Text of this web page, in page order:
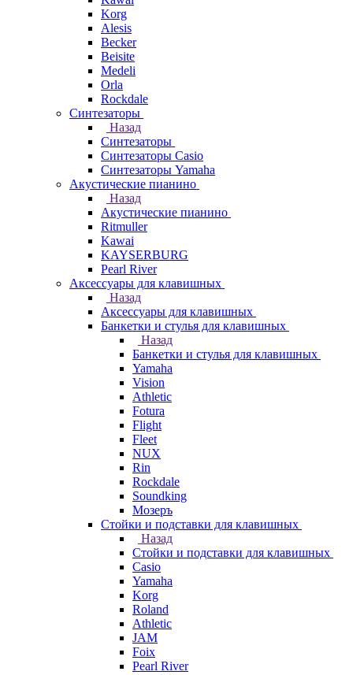
Korg
Alesis
Becker
Beisite
Medeli
Orla
Rockdale
Синтезаторы
Назад
Синтезаторы
Синтезаторы Casio
Синтезаторы Yamaha
Акустические пианино
Назад
Акустические пианино
Ritmuller
Kawai
KAYSERBURG
Pearl River
Аксессуары для клавишных
Назад
Аксессуары для клавишных
Банкетки и стулья для клавишных
Назад
Банкетки и стулья для клавишных
Yamaha
Vision
Athletic
Fotura
Flight
Fleet
NUX
Rin
Rockdale
Soundking
Мозеръ
Стойки и подставки для клавишных
Назад
Стойки и подставки для клавишных
Casio
Yamaha
Korg
Roland
Athletic
JAM
Foix
Pearl River